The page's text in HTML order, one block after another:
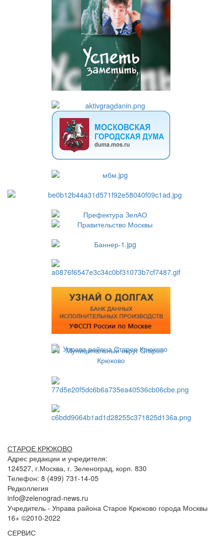
СТАРОЕ КРЮКОВО
Адрес редакции и учредителя:
124527, г.Москва, г. Зеленоград, корп. 830
Телефон: 8 (499) 731-14-05
Редколлегия
info@zelenograd-news.ru
Учредитель - Управа района Старое Крюково города Москвы
16+ ©2010-2022
СЕРВИС